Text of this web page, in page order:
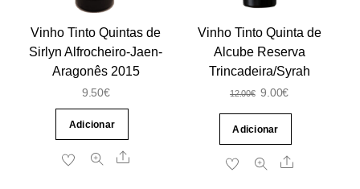
Vinho Tinto Quintas de
Sirlyn Alfrocheiro-Jaen-
Aragonês 2015
9.50€
Adicionar
Share
Vinho Tinto Quinta de
Alcube Reserva
Trincadeira/Syrah
12.00€ O
preço
original
era:
9.00€O
preço
é:
Adicionar
Share